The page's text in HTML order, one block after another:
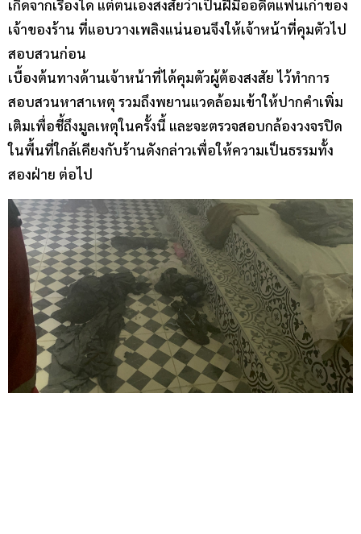
เกิดจากเรื่องใด แต่ตนเองสงสัยว่าเป็นฝีมืออดีตแฟนเก่าของ
เจ้าของร้าน ที่แอบวางเพลิงแน่นอนจึงให้เจ้าหน้าที่คุมตัวไป
สอบสวนก่อน
เบื้องต้นทางด้านเจ้าหน้าที่ได้คุมตัวผู้ต้องสงสัย ไว้ทำการ
สอบสวนหาสาเหตุ รวมถึงพยานแวดล้อมเข้าให้ปากคำเพิ่ม
เติมเพื่อชี้ถึงมูลเหตุในครั้งนี้ และจะตรวจสอบกล้องวงจรปิด
ในพื้นที่ใกล้เคียงกับร้านดังกล่าวเพื่อให้ความเป็นธรรมทั้ง
สองฝ่าย ต่อไป